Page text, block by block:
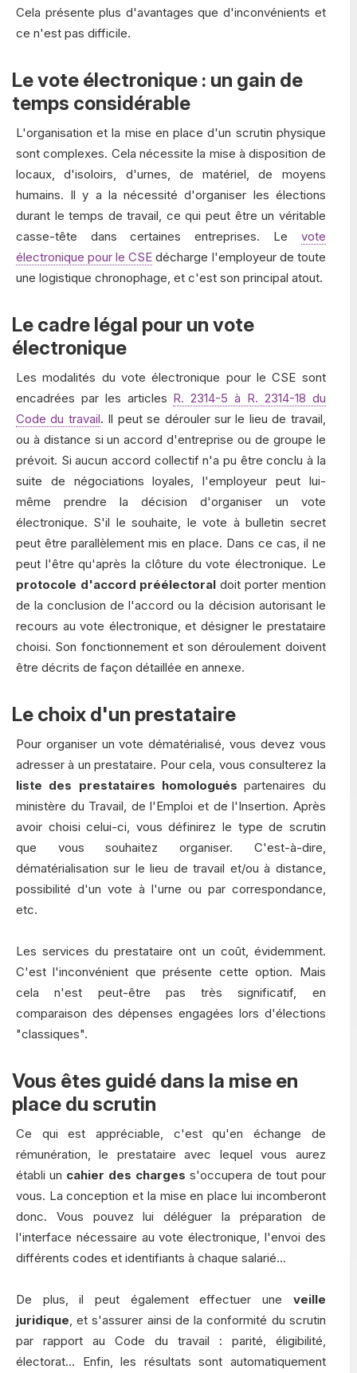
Cela présente plus d'avantages que d'inconvénients et
ce n'est pas difficile.
Le vote électronique : un gain de
temps considérable
L'organisation et la mise en place d'un scrutin physique
sont complexes. Cela nécessite la mise à disposition de
locaux, d'isoloirs, d'urnes, de matériel, de moyens
humains. Il y a la nécessité d'organiser les élections
durant le temps de travail, ce qui peut être un véritable
casse-tête dans certaines entreprises. Le vote
électronique pour le CSE décharge l'employeur de toute
une logistique chronophage, et c'est son principal atout.
Le cadre légal pour un vote
électronique
Les modalités du vote électronique pour le CSE sont
encadrées par les articles R. 2314-5 à R. 2314-18 du
Code du travail. Il peut se dérouler sur le lieu de travail,
ou à distance si un accord d'entreprise ou de groupe le
prévoit. Si aucun accord collectif n'a pu être conclu à la
suite de négociations loyales, l'employeur peut lui-
même prendre la décision d'organiser un vote
électronique. S'il le souhaite, le vote à bulletin secret
peut être parallèlement mis en place. Dans ce cas, il ne
peut l'être qu'après la clôture du vote électronique. Le
protocole d'accord préélectoral doit porter mention
de la conclusion de l'accord ou la décision autorisant le
recours au vote électronique, et désigner le prestataire
choisi. Son fonctionnement et son déroulement doivent
être décrits de façon détaillée en annexe.
Le choix d'un prestataire
Pour organiser un vote dématérialisé, vous devez vous
adresser à un prestataire. Pour cela, vous consulterez la
liste des prestataires homologués partenaires du
ministère du Travail, de l'Emploi et de l'Insertion. Après
avoir choisi celui-ci, vous définirez le type de scrutin
que vous souhaitez organiser. C'est-à-dire,
dématérialisation sur le lieu de travail et/ou à distance,
possibilité d'un vote à l'urne ou par correspondance,
etc.
Les services du prestataire ont un coût, évidemment.
C'est l'inconvénient que présente cette option. Mais
cela n'est peut-être pas très significatif, en
comparaison des dépenses engagées lors d'élections
"classiques".
Vous êtes guidé dans la mise en
place du scrutin
Ce qui est appréciable, c'est qu'en échange de
rémunération, le prestataire avec lequel vous aurez
établi un cahier des charges s'occupera de tout pour
vous. La conception et la mise en place lui incomberont
donc. Vous pouvez lui déléguer la préparation de
l'interface nécessaire au vote électronique, l'envoi des
différents codes et identifiants à chaque salarié...
De plus, il peut également effectuer une veille
juridique , et s'assurer ainsi de la conformité du scrutin
par rapport au Code du travail : parité, éligibilité,
électorat... Enfin, les résultats sont automatiquement